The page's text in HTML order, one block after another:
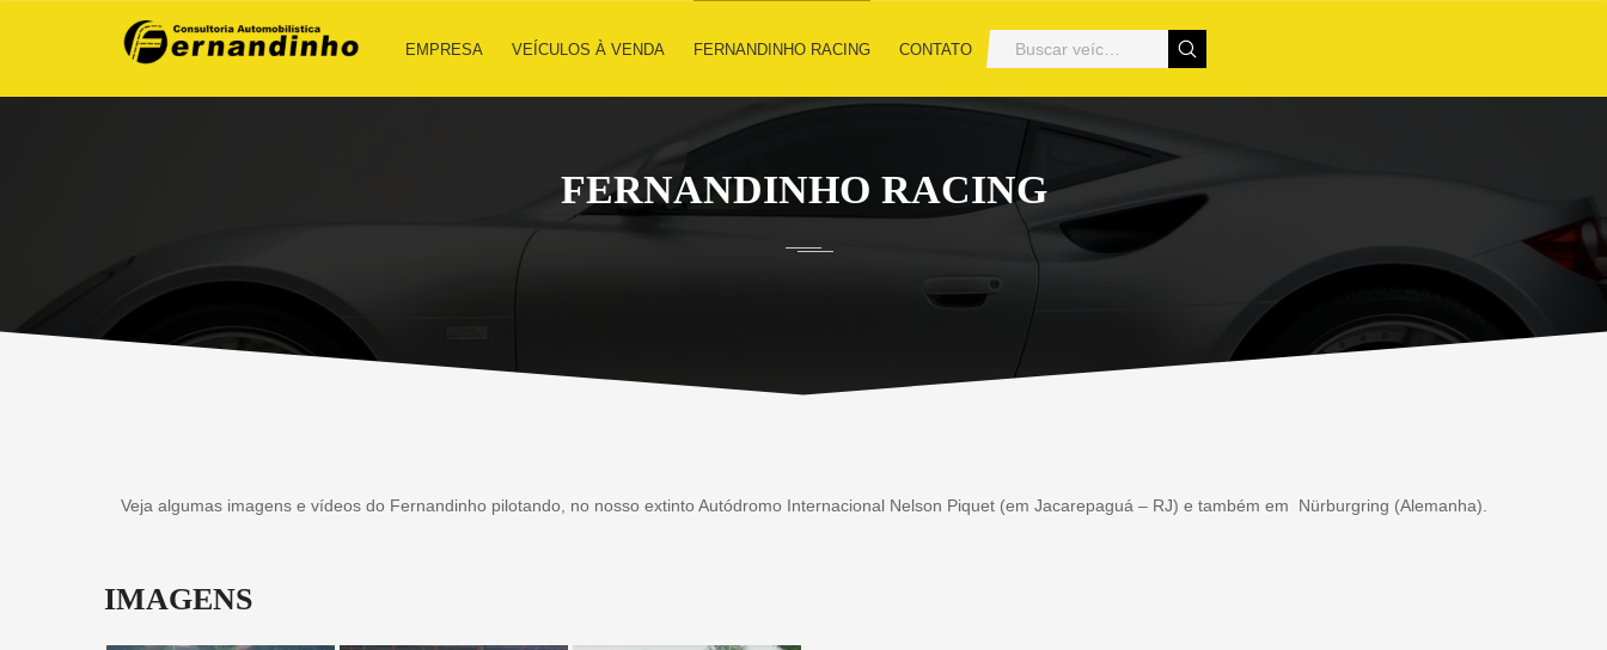
EMPRESA VEÍCULOS À VENDA FERNANDINHO RACING CONTATO
FERNANDINHO RACING
Veja algumas imagens e vídeos do Fernandinho pilotando, no nosso extinto Autódromo Internacional Nelson Piquet (em Jacarepaguá – RJ) e também em Nürburgring (Alemanha).
IMAGENS